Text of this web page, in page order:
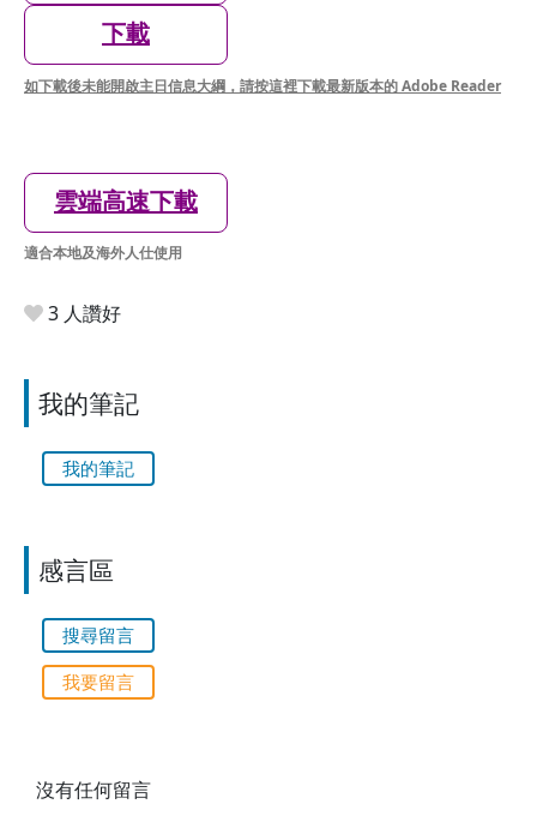
下載
如下載後未能開啟主日信息大綱，請按這裡下載最新版本的 Adobe Reader
雲端高速下載
適合本地及海外人仕使用
3 人讚好
我的筆記
我的筆記
感言區
搜尋留言
我要留言
沒有任何留言